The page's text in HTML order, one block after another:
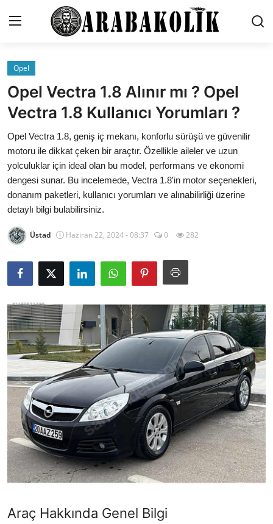
İletişim
Genel
Karşılaştırmalar
Testler
Markalar
Öneriler
Motosiklet
Paketler
Oto Bilgi
Opel
Opel Vectra 1.8 Alınır mı ? Opel
Vectra 1.8 Kullanıcı Yorumları ?
Opel Vectra 1.8, geniş iç mekanı, konforlu sürüşü ve güvenilir
motoru ile dikkat çeken bir araçtır. Özellikle aileler ve uzun
yolculuklar için ideal olan bu model, performans ve ekonomi
dengesi sunar. Bu incelemede, Vectra 1.8'in motor seçenekleri,
donanım paketleri, kullanıcı yorumları ve alınabilirliği üzerine
detaylı bilgi bulabilirsiniz.
Üstad Haziran 22, 2024 - 08:37 0 282
Araç Hakkında Genel Bilgi